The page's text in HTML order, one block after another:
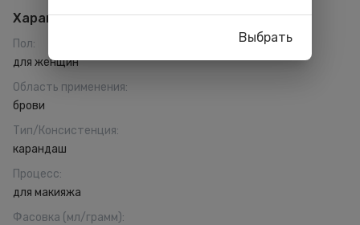
Характеристики
Пол:
для женщин
Область применения:
брови
Тип/Консистенция:
карандаш
Процесс:
для макияжа
Фасовка (мл/грамм):
Выбрать